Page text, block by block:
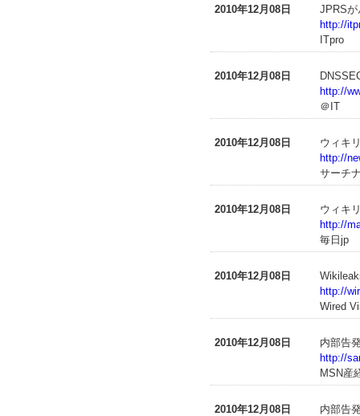
2010年12月08日
JPRSが
http://
ITpro
2010年12月08日
http://
＠IT
2010年12月08日
ウィキ
http://
サーチ
2010年12月08日
ウィキ
http://
毎日jp
2010年12月08日
http://
Wired
2010年12月08日
内部告
http://
MSN産
2010年12月08日
内部告